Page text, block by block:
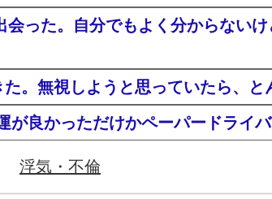
った。自分でもよく分からない
。無視しようと思っていたら、
が良かっただけかペーパードライ
浮気・不倫